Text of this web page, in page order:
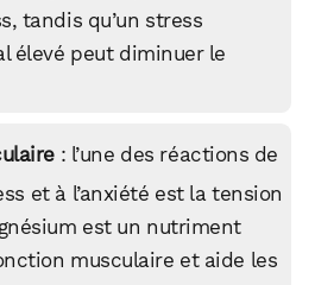
tandis qu’un stress
élevé peut diminuer le
: l’une des réactions de
et à l’anxiété est la tension
est un nutriment
musculaire et aide les